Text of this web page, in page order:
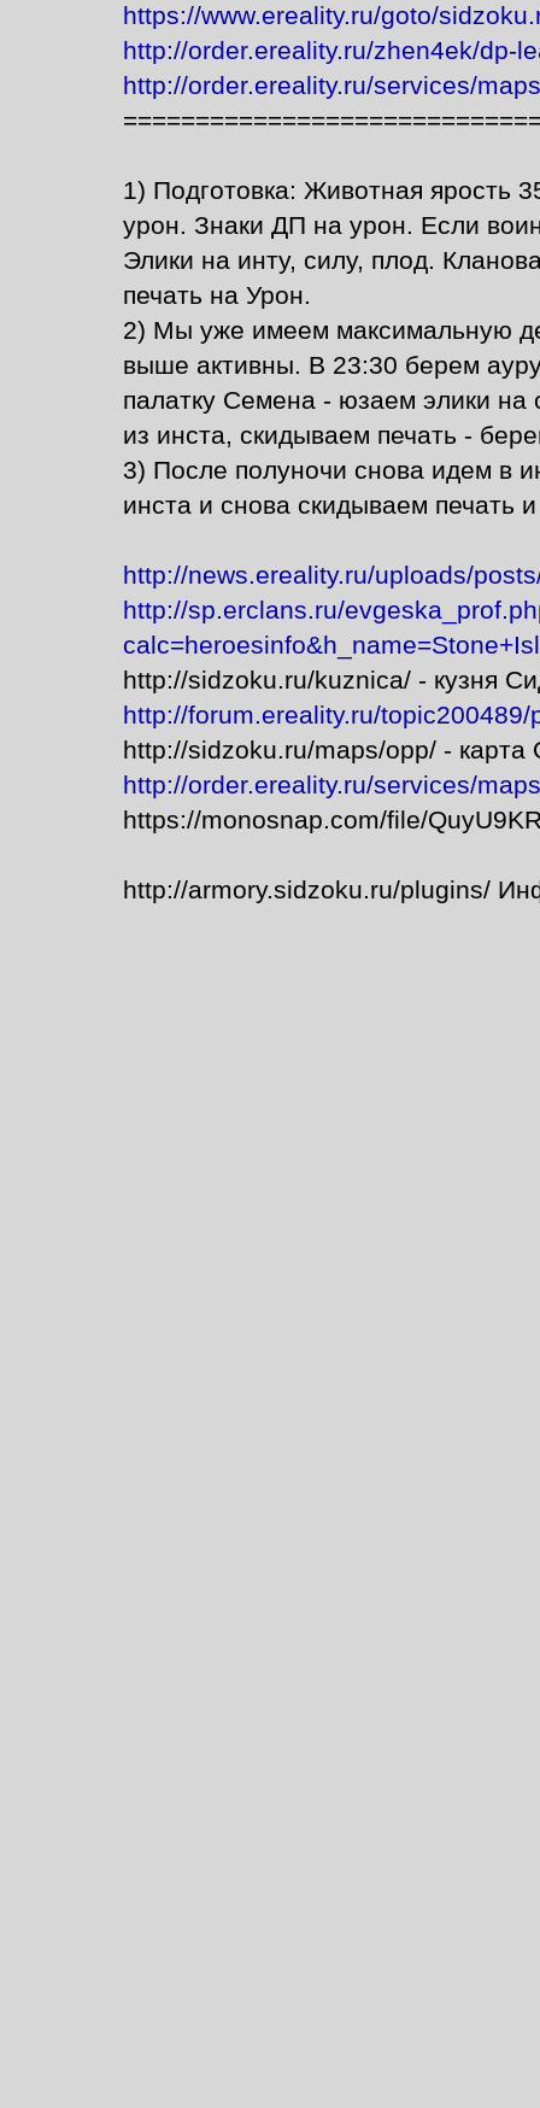
https://www.ereality.ru/goto/
http://order.ereality.ru/zhen4ek/dp-
http://order.ereality.ru/services/
1) Подготовка: Животная ярость
урон. Знаки ДП на урон. Если
Элики на инту, силу, плод.
печать на Урон.
2) Мы уже имеем максимальную
выше активны. В 23:30 берем
палатку Семена - юзаем элики
из инста, скидываем печать -
3) После полуночи снова идем в
инста и снова скидываем печать
http://news.ereality.ru/uploads/
http://sp.erclans.ru/
http://sidzoku.ru/kuznica/ - кузня
http://forum.ereality.ru/topic200489/
http://sidzoku.ru/maps/opp/ -
http://order.ereality.ru/services/
https://monosnap.com/file/
http://armory.sidzoku.ru/plugins/